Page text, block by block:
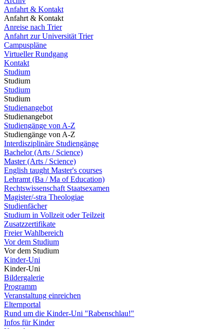
Anfahrt & Kontakt
Anfahrt & Kontakt
Anreise nach Trier
Anfahrt zur Universität Trier
Campuspläne
Virtueller Rundgang
Kontakt
Studium
Studium
Studium
Studium
Studienangebot
Studienangebot
Studiengänge von A-Z
Studiengänge von A-Z
Interdisziplinäre Studiengänge
Bachelor (Arts / Science)
Master (Arts / Science)
English taught Master's courses
Lehramt (Ba / Ma of Education)
Rechtswissenschaft Staatsexamen
Magister/-stra Theologiae
Studienfächer
Studium in Vollzeit oder Teilzeit
Zusatzzertifikate
Freier Wahlbereich
Vor dem Studium
Vor dem Studium
Kinder-Uni
Kinder-Uni
Bildergalerie
Programm
Veranstaltung einreichen
Elternportal
Rund um die Kinder-Uni "Rabenschlau!"
Infos für Kinder